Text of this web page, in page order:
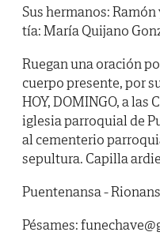
Sus hermanos:
tía: María Quijano
Ruegan una oración
cuerpo presente, por
HOY, DOMINGO, a las
iglesia parroquial de
al cementerio
sepultura. Capilla
Puentenansa -
Pésames: